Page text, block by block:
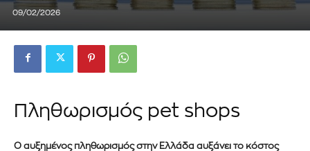
09/02/2026
Πληθωρισμός pet shops
Ο αυξημένος πληθωρισμός στην Ελλάδα αυξάνει το κόστος